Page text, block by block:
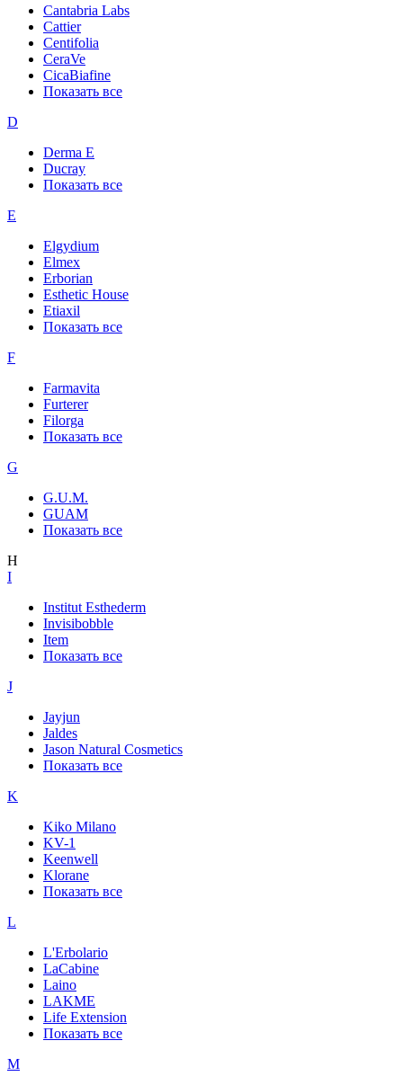
Cantabria Labs
Cattier
Centifolia
CeraVe
CicaBiafine
Показать все
D
Derma E
Ducray
Показать все
E
Elgydium
Elmex
Erborian
Esthetic House
Etiaxil
Показать все
F
Farmavita
Furterer
Filorga
Показать все
G
G.U.M.
GUAM
Показать все
H
I
Institut Esthederm
Invisibobble
Item
Показать все
J
Jayjun
Jaldes
Jason Natural Cosmetics
Показать все
K
Kiko Milano
KV-1
Keenwell
Klorane
Показать все
L
L'Erbolario
LaCabine
Laino
LAKME
Life Extension
Показать все
M